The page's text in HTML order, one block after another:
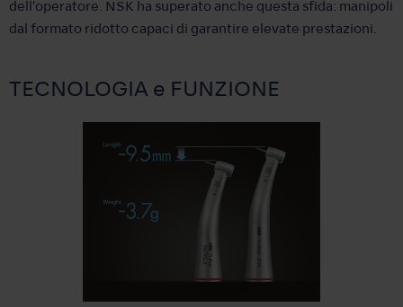
dell'operatore. NSK ha superato anche questa sfida: manipoli
dal formato ridotto capaci di garantire elevate prestazioni.
TECNOLOGIA e FUNZIONE